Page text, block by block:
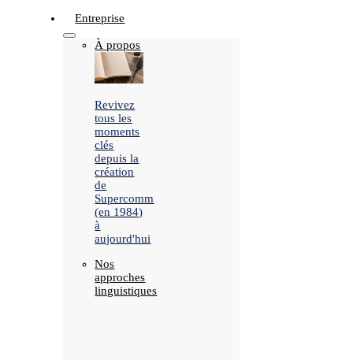
Entreprise
À propos
Revivez
tous les
moments
clés
depuis la
création
de
Supercomm
(en 1984)
à
aujourd'hui
Nos
approches
linguistiques